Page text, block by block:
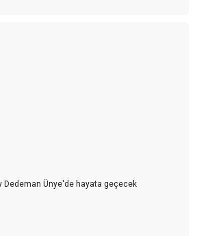
BAHARA...
NEDEN iSTiFA ETTiM?
IN ...
Kriterleri.
ve Geliştirme Ajansı Hakkında;
ilanı
DEĞERLENDİRMELER -1
"TÜRSAB SiGORTASI" olsun
Dedeman Ünye'de hayata geçecek